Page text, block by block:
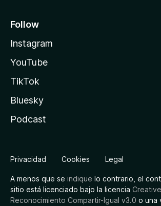
Follow
Instagram
YouTube
TikTok
Bluesky
Podcast
Privacidad Cookies Legal
A menos que se indique lo contrario, el
sitio está licenciado bajo la licencia
Reconocimiento Compartir-Igual v3.0 o una